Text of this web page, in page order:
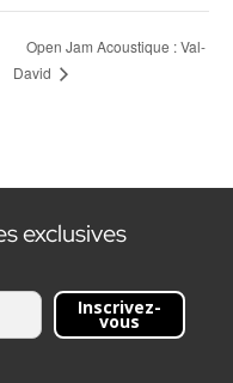
Open Jam Acoustique : Val-
David
exclusives
Inscrivez-
vous